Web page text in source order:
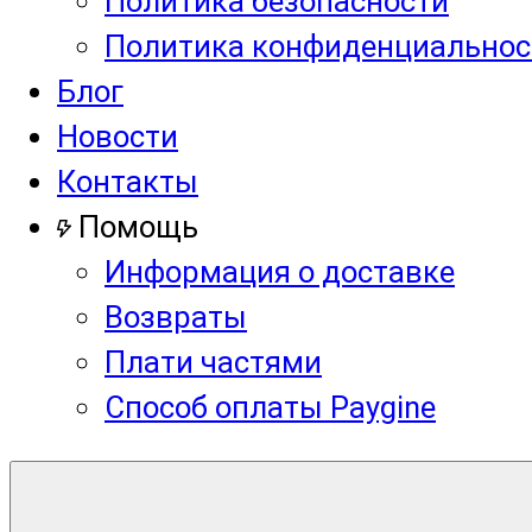
Политика
Блог
Новости
Контакты
Помощь
Информация о доставке
Возвраты
Плати частями
Способ оплаты Paygine